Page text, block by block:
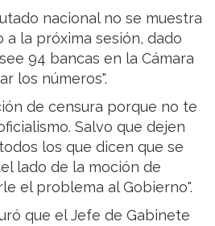
nacional no se muestra
la próxima sesión, dado
94 bancas en la Cámara
los números".
de censura porque no te
Salvo que dejen
los que dicen que se
lado de la moción de
el problema al Gobierno".
que el Jefe de Gabinete